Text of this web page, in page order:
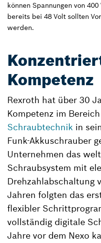
können Spannungen von
bereits bei 48 Volt sollten
werden.
Kompetenz
Rexroth hat über 30
Kompetenz im
Schraubtechnik in
Funk-Akkuschrauber
Unternehmen das
Schraubsystem mit
Drehzahlabschaltung
Jahren folgten das
flexibler
vollständig digitale
Jahre vor dem Nexo